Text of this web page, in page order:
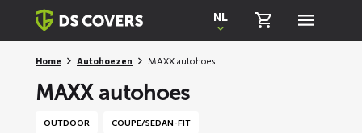
Skiplinks
NL
Home Autohoezen MAXX autohoes
MAXX autohoes
OUTDOOR COUPE/SEDAN-FIT